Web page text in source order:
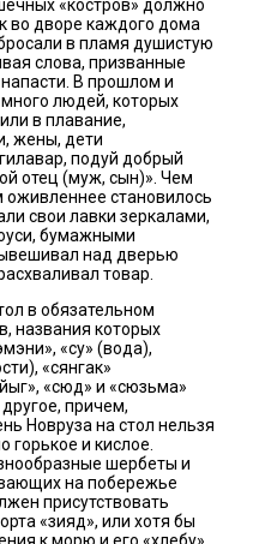
«костров» должно
во дворе каждого дома
в пламя душистую
слова, призванные
В прошлом и
людей, которых
в плавание,
жены, дети
подуй добрый
отец (муж, сын)». Чем
становилось
свои лавки зеркалами,
бумажными
над дверью
товар.
в обязательном
названия которых
«су» (вода),
«сянгак»
«сюд» и «сюзьма»
причем,
Новруза на стол нельзя
горькое и кислое.
шербеты и
на побережье
присутствовать
«зияд», или хотя бы